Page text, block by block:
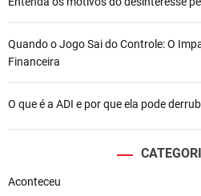
Quando o Jogo Sai do Controle: O
Financeira
O que é a ADI e por que ela pode
Aconteceu